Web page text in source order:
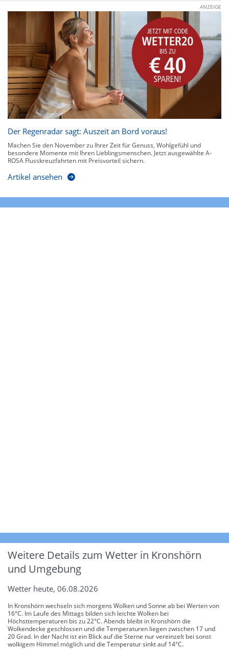
ANZEIGE
Der Regenradar sagt: Auszeit an Bord voraus!
Machen Sie den November zu Ihrer Zeit für Genuss, Wohlgefühl und
besondere Momente mit Ihren Lieblingsmenschen. Jetzt ausgewählte A-
ROSA Flusskreuzfahrten mit Preisvorteil sichern.
Artikel ansehen
Weitere Details zum Wetter in Kronshörn
und Umgebung
Wetter heute, 06.08.2026
In Kronshörn wechseln sich morgens Wolken und Sonne ab bei Werten von
16°C. Im Laufe des Mittags bilden sich leichte Wolken bei
Höchsttemperaturen bis zu 22°C. Abends bleibt in Kronshörn die
Wolkendecke geschlossen und die Temperaturen liegen zwischen 17 und
20 Grad. In der Nacht ist ein Blick auf die Sterne nur vereinzelt bei sonst
wolkigem Himmel möglich und die Temperatur sinkt auf 14°C.